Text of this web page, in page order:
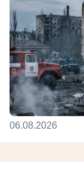
06.08.2026